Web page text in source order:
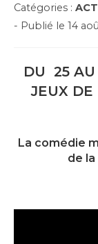
Post
Category:
Catégories :
Post
- Publié le 14
DU 25 AU
JEUX DE
La comédie
de